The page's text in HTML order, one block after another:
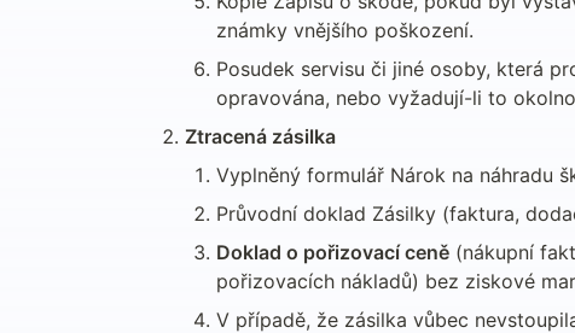
známky vnějšího poškození.
Posudek servisu či jiné osoby, která
opravována, nebo vyžadují-li to
Ztracená zásilka
Vyplněný formulář Nárok na náhradu
Průvodní doklad Zásilky (faktura,
Doklad o pořizovací ceně (nákupní
pořizovacích nákladů) bez ziskové
V případě, že zásilka vůbec